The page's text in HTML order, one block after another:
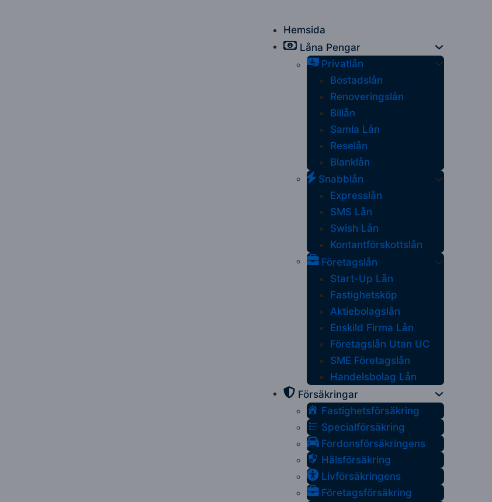
Hemsida
Låna Pengar
Privatlån
Bostadslån
Renoveringslån
Billån
Samla Lån
Reselån
Blanklån
Snabblån
Expresslån
SMS Lån
Swish Lån
Kontantförskottslån
Företagslån
Start-Up Lån
Fastighetsköp
Aktiebolagslån
Enskild Firma Lån
Företagslån Utan UC
SME Företagslån
Handelsbolag Lån
Försäkringar
Fastighetsförsäkring
Specialförsäkring
Fordonsförsäkringens
Hälsförsäkring
Livförsäkringens
Företagsförsäkring